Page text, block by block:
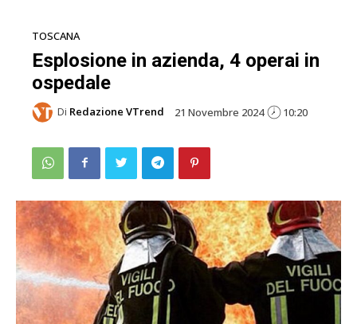
TOSCANA
Esplosione in azienda, 4 operai in
ospedale
Di Redazione VTrend 21 Novembre 2024 10:20